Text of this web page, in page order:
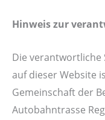
Hinweis zur
Die
auf dieser Website
Gemeinschaft der
Autobahntrasse